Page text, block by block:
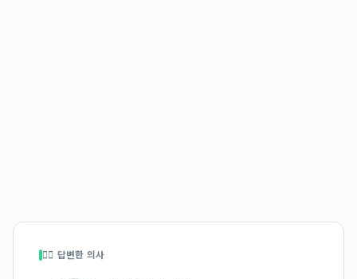
👩‍⚕️ 답변한 의사